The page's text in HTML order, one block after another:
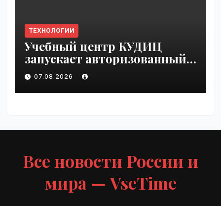
ТЕХНОЛОГИИ
Учебный центр КУДИЦ
запускает авторизованный
курс по
администрированию Mind
Migrate#guest | VseTime.ru
07.08.2026
Все новости России и
мира — VseTime